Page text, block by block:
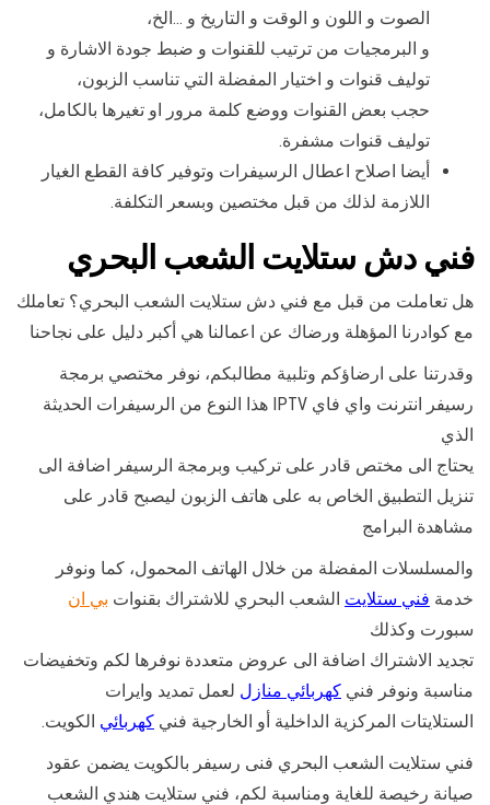
الصوت و اللون و الوقت و التاريخ و …الخ،
و البرمجيات من ترتيب للقنوات و ضبط جودة الاشارة و
توليف قنوات و اختيار المفضلة التي تناسب الزبون،
حجب بعض القنوات ووضع كلمة مرور او تغيرها بالكامل،
توليف قنوات مشفرة.
أيضا اصلاح اعطال الرسيفرات وتوفير كافة القطع الغيار
اللازمة لذلك من قبل مختصين وبسعر التكلفة.
فني دش ستلايت الشعب البحري
هل تعاملت من قبل مع فني دش ستلايت الشعب البحري؟ تعاملك
مع كوادرنا المؤهلة ورضاك عن اعمالنا هي أكبر دليل على نجاحنا
وقدرتنا على ارضاؤكم وتلبية مطالبكم، نوفر مختصي برمجة
رسيفر انترنت واي فاي IPTV هذا النوع من الرسيفرات الحديثة
الذي
يحتاج الى مختص قادر على تركيب وبرمجة الرسيفر اضافة الى
تنزيل التطبيق الخاص به على هاتف الزبون ليصبح قادر على
مشاهدة البرامج
والمسلسلات المفضلة من خلال الهاتف المحمول، كما ونوفر
خدمة فني ستلايت الشعب البحري للاشتراك بقنوات بي ان
سبورت وكذلك
تجديد الاشتراك اضافة الى عروض متعددة نوفرها لكم وتخفيضات
مناسبة ونوفر فني كهربائي منازل لعمل تمديد وايرات
الستلايتات المركزية الداخلية أو الخارجية فني كهربائي الكويت.
فني ستلايت الشعب البحري فنى رسيفر بالكويت يضمن عقود
صيانة رخيصة للغاية ومناسبة لكم، فني ستلايت هندي الشعب